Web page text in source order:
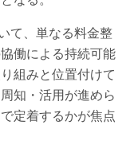
て、単なる料金整
働による持続可能
組みと位置付けて
知・活用が進めら
定着するかが焦点